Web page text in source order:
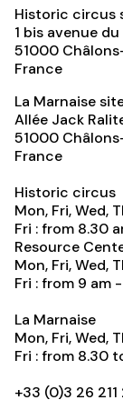
Historic circus
1 bis avenue
51000
France
La Marnaise
Allée Jack
51000
France
Historic circus
Mon, Fri, Wed,
Fri : from 8.30
Resource
Mon, Fri, Wed,
Fri : from 9 am
La Marnaise
Mon, Fri, Wed,
Fri : from 8.30
+33 (0)3 26